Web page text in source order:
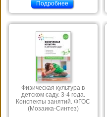
Подробнее
Физическая культура в
детском саду. 3-4 года.
Конспекты занятий. ФГОС
(Мозаика-Синтез)